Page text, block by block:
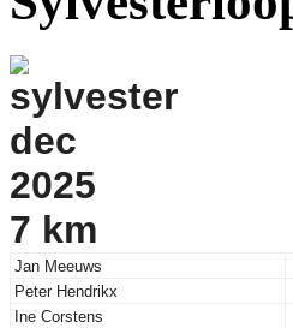
7 km
Jan Meeuws
Peter Hendrikx
Ine Corstens